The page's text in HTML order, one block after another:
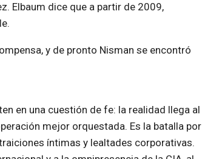
Elbaum dice que a partir de 2009,
y de pronto Nisman se encontró
en una cuestión de fe: la realidad llega al
mejor orquestada. Es la batalla por
íntimas y lealtades corporativas.